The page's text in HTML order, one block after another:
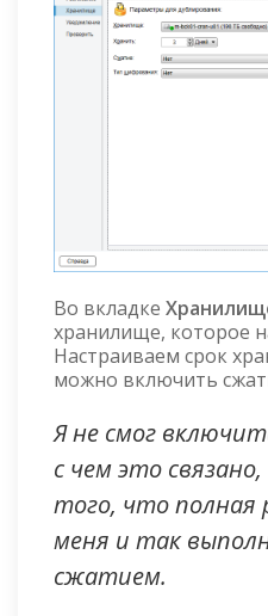
Во вкладке
хранилище, которое
Настраиваем срок
можно включить
Я не смог
с чем это
того, что полная
меня и так
сжатием.